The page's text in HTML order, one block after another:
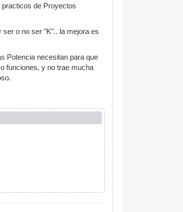
practicos de Proyectos
o no ser "K".. la mejora es
Potencia necesitan para que
funciones, y no trae mucha